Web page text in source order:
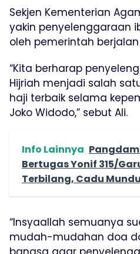
Sekjen Kementerian
yakin penyelenggaraan
oleh pemerintah
“Kita berharap
Hijriah menjadi salah
haji terbaik selama
Joko Widodo,” sebut Ali.
Info Lainnya
Bertugas Yonif 315/
Terbilang, Cadu
“Insyaallah semuanya
mudah-mudahan doa